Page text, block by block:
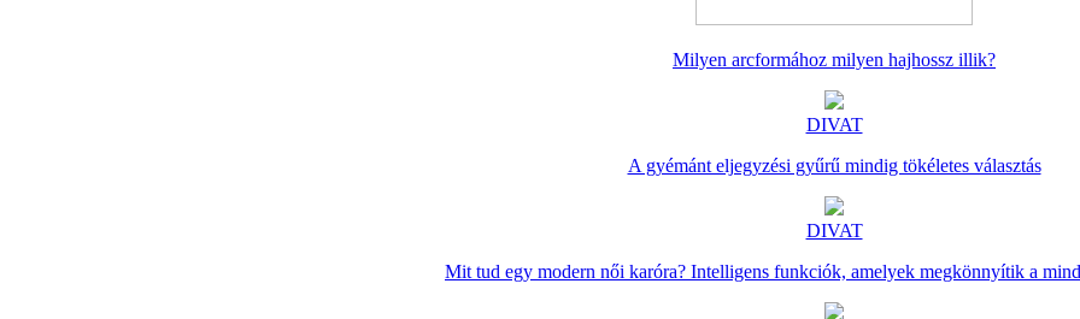
Milyen arcformához milyen hajhossz illik?
DIVAT
A gyémánt eljegyzési gyűrű mindig tökéletes választás
DIVAT
Mit tud egy modern női karóra? Intelligens funkciók, amelyek megkönnyítik a